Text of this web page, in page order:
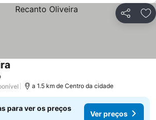
Partilhar
a 1.5 km de Centro da cidade
para ver os preços
Ver preços